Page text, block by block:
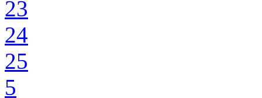
23
24
25
5